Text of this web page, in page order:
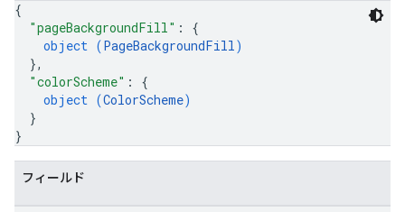
{
"pageBackgroundFill" : {
object (PageBackgroundFill)
},
"colorScheme" : {
object (ColorScheme)
}
}
フィールド